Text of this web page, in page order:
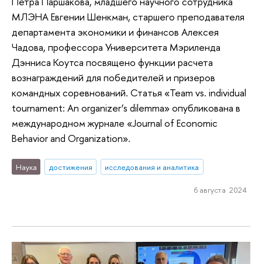
МЛЭНА Евгении Шенкман, старшего преподавателя
департамента экономики и финансов Алексея
Чадова, профессора Университета Мэриленда
Дэнниса Коутса посвящено функции расчета
вознаграждений для победителей и призеров
командных соревнований. Статья «Team vs. individual
tournament: An organizer’s dilemma» опубликована в
международном журнале «Journal of Economic
Behavior and Organization».
Наука достижения исследования и аналитика
6 августа 2024